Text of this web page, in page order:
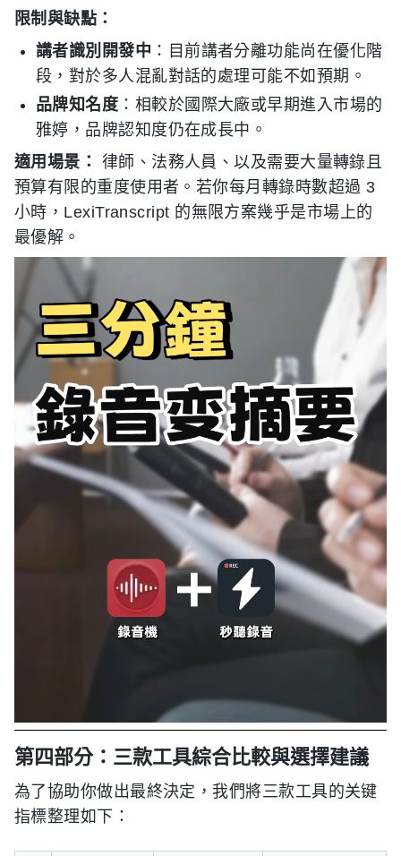
限制與缺點：
講者識別開發中 ：目前講者分離功能尚在優化階
段，對於多人混亂對話的處理可能不如預期。
品牌知名度 ：相較於國際大廠或早期進入市場的
雅婷，品牌認知度仍在成長中。
適用場景：
律師、法務人員、以及需要大量轉錄且
預算有限的重度使用者。若你每月轉錄時數超過 3
小時，LexiTranscript 的無限方案幾乎是市場上的
最優解。
第四部分：三款工具綜合比較與選擇建議
為了協助你做出最終決定，我們將三款工具的关键
指標整理如下：